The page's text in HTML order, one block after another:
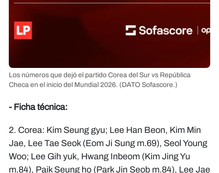
Los números que dejó el partido Corea del Sur vs República
Checa en el inicio del Mundial 2026. (DATO Sofascore.)
- Ficha técnica:
2. Corea: Kim Seung gyu; Lee Han Beon, Kim Min
Jae, Lee Tae Seok (Eom Ji Sung m.69), Seol Young
Woo; Lee Gih yuk, Hwang Inbeom (Kim Jing Yu
m.84), Paik Seung ho (Park Jin Seob m.84), Lee Jae